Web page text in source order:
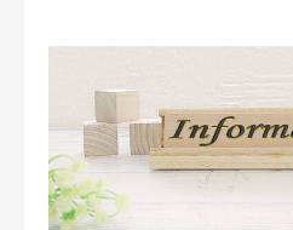
WEB予約
採用情報